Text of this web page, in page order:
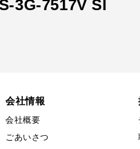
3G-7517V SI
会社情報
会社概要
ごあいさつ